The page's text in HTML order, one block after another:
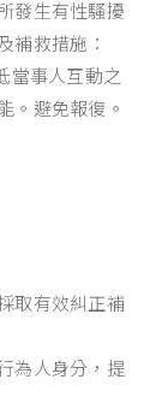
發生有性騷擾
補救措施：
當事人互動之
。避免報復。
取有效糾正補
為人身分，提